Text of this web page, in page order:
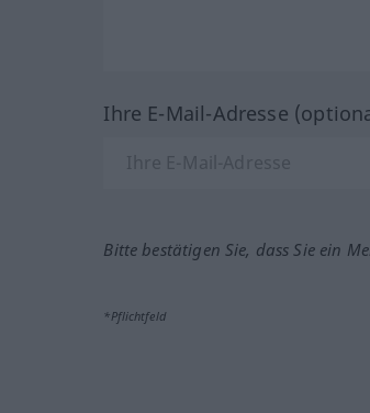
Ihre E-Mail-Adresse
Bitte bestätigen Sie, dass Sie ein
*Pflichtfeld